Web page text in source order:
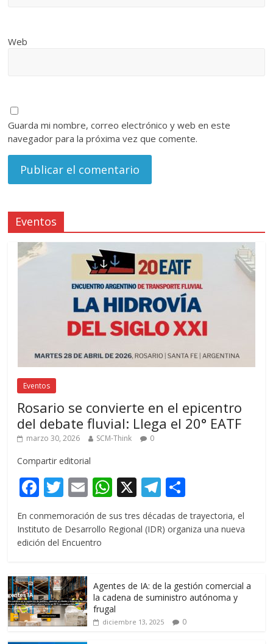
Web
Guarda mi nombre, correo electrónico y web en este
navegador para la próxima vez que comente.
Eventos
Eventos
Rosario se convierte en el epicentro
del debate fluvial: Llega el 20° EATF
marzo 30, 2026 SCM-Think 0
Compartir editorial
F
e
b
o
k
T
itt
er
E
m
ai
l
W
at
p
p
X T
el
e
m
o
m
ti
r
En conmemoración de sus tres décadas de trayectoria, el
Instituto de Desarrollo Regional (IDR) organiza una nueva
edición del Encuentro
Agentes de IA: de la gestión comercial a
la cadena de suministro autónoma y
frugal
diciembre 13, 2025 0